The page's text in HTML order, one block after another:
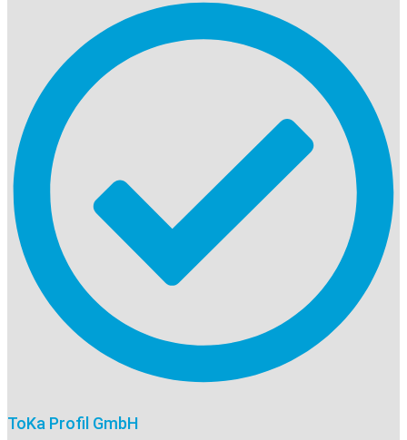
ToKa Profil GmbH